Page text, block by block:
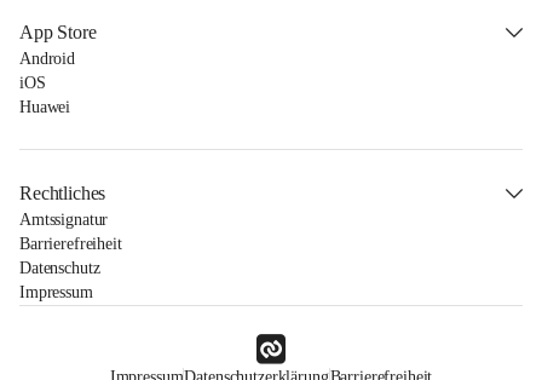
App Store
Android
iOS
Huawei
Rechtliches
Amtssignatur
Barrierefreiheit
Datenschutz
Impressum